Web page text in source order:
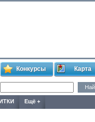
Конкурсы Карта
Ещё +